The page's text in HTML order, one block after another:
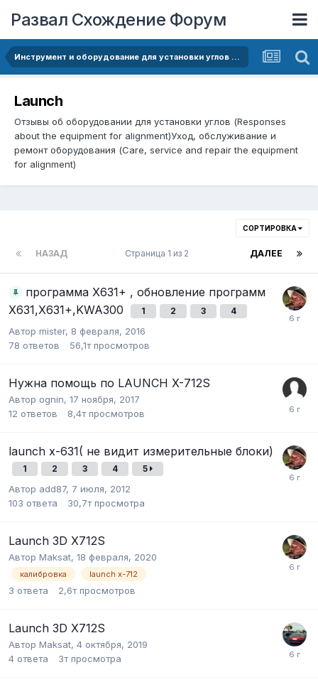
Развал Схождение Форум
Инструмент и оборудование для установки углов (The tool and the equipment for alignment)
Launch
Отзывы об оборудовании для установки углов (Responses
about the equipment for alignment)Уход, обслуживание и
ремонт оборудования (Care, service and repair the equipment
for alignment)
СОРТИРОВКА
НАЗАД ДАЛЕЕ
Страница 1 из 2
программа Х631+ , обновление программ
Х631,Х631+,KWA300
1 2 3 4
Автор mister, 8 февраля, 2016
78 ответов 56,1т просмотров
Нужна помощь по LAUNCH X-712S
Автор ognin, 17 ноября, 2017
12 ответов 8,4т просмотров
launch x-631( не видит измерительные блоки)
1 2 3 4 5
Автор add87, 7 июля, 2012
103 ответа 30,7т просмотра
Launch 3D X712S
Автор Maksat, 18 февраля, 2020
калибровка launch x-712
3 ответа 2,6т просмотров
Launch 3D X712S
Автор Maksat, 4 октября, 2019
4 ответа 3т просмотра